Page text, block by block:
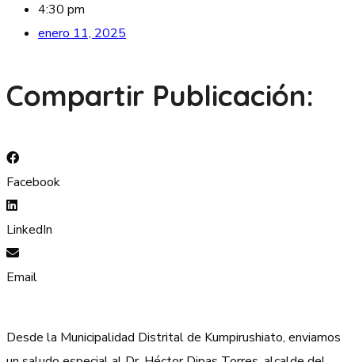
4:30 pm
enero 11, 2025
Compartir Publicación:
Facebook
LinkedIn
Email
Desde la Municipalidad Distrital de Kumpirushiato, enviamos